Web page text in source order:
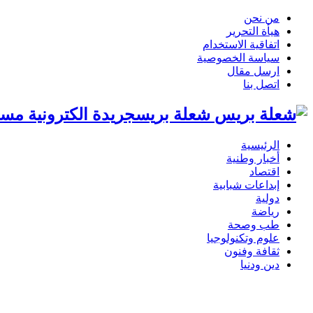
من نحن
هيأة التحرير
اتفاقية الاستخدام
سياسة الخصوصية
ارسل مقال
اتصل بنا
شعلة بريسجريدة الكترونية
الرئيسية
أخبار وطنية
اقتصاد
إبداعات شبابية
دولية
رياضة
طب وصحة
علوم وتكنولوجيا
ثقافة وفنون
دين ودنيا